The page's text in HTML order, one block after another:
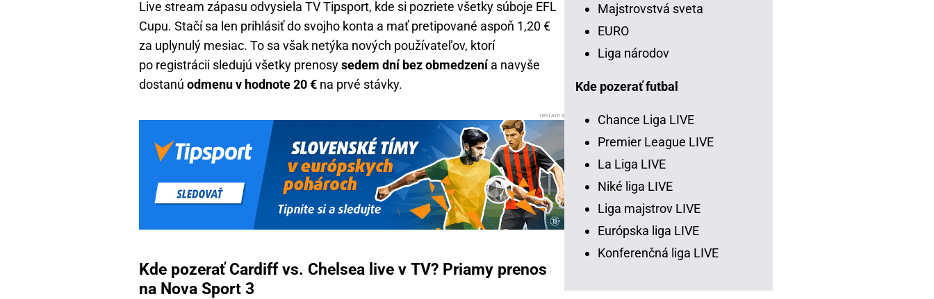
Live stream zápasu odvysiela TV Tipsport, kde si pozriete všetky súboje EFL
Cupu. Stačí sa len prihlásiť do svojho konta a mať pretipované aspoň 1,20 €
za uplynulý mesiac. To sa však netýka nových používateľov, ktorí
po registrácii sledujú všetky prenosysedem dní bez obmedzení a navyše
dostanú odmenu v hodnote 20 € na prvé stávky.
Kde pozerať Cardiff vs. Chelsea live v TV? Priamy prenos
na Nova Sport 3
Majstrovstvá sveta
EURO
Liga národov
Kde pozerať futbal
Chance Liga LIVE
Premier League LIVE
La Liga LIVE
Niké liga LIVE
Liga majstrov LIVE
Európska liga LIVE
Konferenčná liga LIVE